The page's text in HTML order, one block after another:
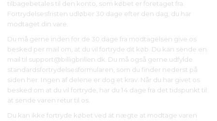
tilbagebetales til den konto, som købet er foretaget fra.
Fortrydelsesfristen udløber 30 dage efter den dag, du har
modtaget din vare.
Du må gerne inden for de 30 dage fra modtagelsen give os
besked per mail om, at du vil fortryde dit køb. Du kan sende en
mail til support@billigbrillen.dk. Du må også gerne udfylde
standardsfortrydelsesformularen, som du finder nederst på
siden her. Ingen af delene er dog et krav. Når du har givet os
besked om at du vil fortryde, har du 14 dage fra det tidspunkt til
at sende varen retur til os.
Du kan ikke fortryde købet ved at nægte at modtage varen